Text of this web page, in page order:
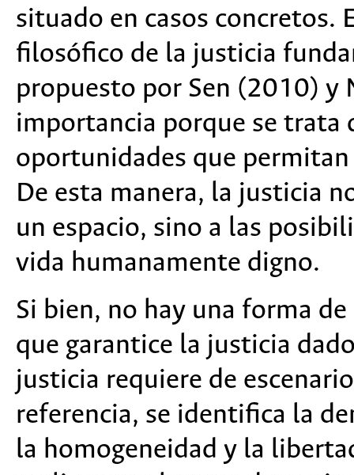
situado en casos concretos.
filosófico de la justicia
propuesto por Sen (2010) y
importancia porque se trata
oportunidades que
De esta manera, la justicia
un espacio, sino a las
vida humanamente digno.
Si bien, no hay una forma
que garantice la justicia
justicia requiere de
referencia, se identifica la
la homogeneidad y la